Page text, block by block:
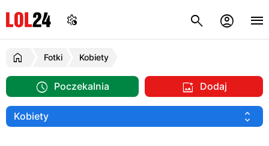
Fotki Kobiety
Poczekalnia Dodaj